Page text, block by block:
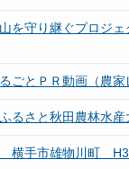
を守り継ぐプロジ
ごとＰＲ動画（農家
るさと秋田農林水
横手市雄物川町